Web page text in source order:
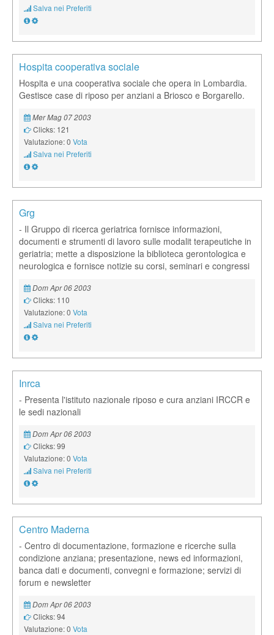
Salva nei Preferiti
Hospita cooperativa sociale
Hospita e una cooperativa sociale che opera in Lombardia.
Gestisce case di riposo per anziani a Briosco e Borgarello.
Mer Mag 07 2003
Clicks: 121
Valutazione: 0 Vota
Salva nei Preferiti
Grg
- Il Gruppo di ricerca geriatrica fornisce informazioni,
documenti e strumenti di lavoro sulle modalit terapeutiche in
geriatria; mette a disposizione la biblioteca gerontologica e
neurologica e fornisce notizie su corsi, seminari e congressi
Dom Apr 06 2003
Clicks: 110
Valutazione: 0 Vota
Salva nei Preferiti
Inrca
- Presenta l'istituto nazionale riposo e cura anziani IRCCR e
le sedi nazionali
Dom Apr 06 2003
Clicks: 99
Valutazione: 0 Vota
Salva nei Preferiti
Centro Maderna
- Centro di documentazione, formazione e ricerche sulla
condizione anziana; presentazione, news ed informazioni,
banca dati e documenti, convegni e formazione; servizi di
forum e newsletter
Dom Apr 06 2003
Clicks: 94
Valutazione: 0 Vota